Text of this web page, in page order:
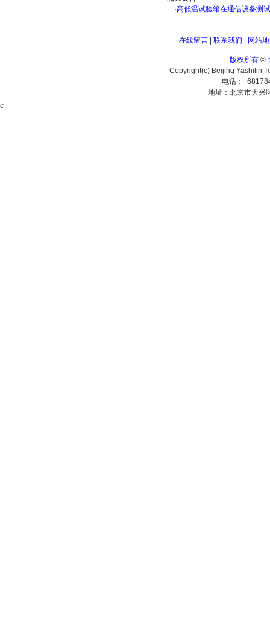
·高低温试验箱在通信设备测
在线留言| 联系我们 网站
版权所有©
Copyright(c) Beijing Yashilin
电话：
地址：北京市大兴
c